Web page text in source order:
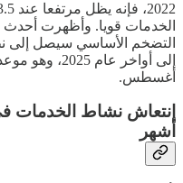
الخدمات قويا. وأظهرت أحدث
إلى أواخر عام
أغسطس.
أشهر